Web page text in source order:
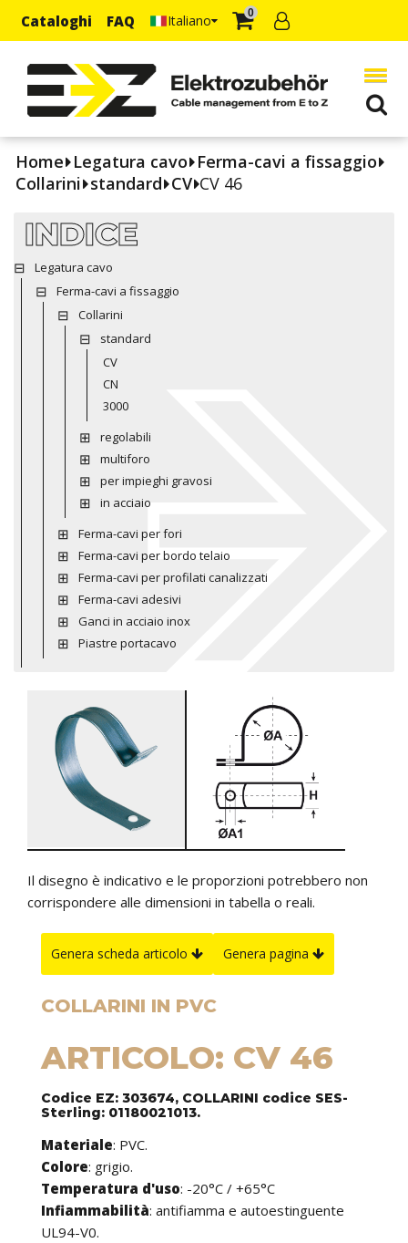
Cataloghi FAQ Italiano 0
Home Legatura cavo Ferma-cavi a fissaggio
Collarini standard CV CV 46
INDICE
Legatura cavo
Ferma-cavi a fissaggio
Collarini
standard
CV
CN
3000
regolabili
multiforo
per impieghi gravosi
in acciaio
Ferma-cavi per fori
Ferma-cavi per bordo telaio
Ferma-cavi per profilati canalizzati
Ferma-cavi adesivi
Ganci in acciaio inox
Piastre portacavo
Il disegno è indicativo e le proporzioni potrebbero non
corrispondere alle dimensioni in tabella o reali.
Genera scheda articolo Genera pagina
COLLARINI IN PVC
ARTICOLO: CV 46
Codice EZ: 303674, COLLARINI codice SES-
Sterling: 01180021013.
Materiale: PVC.
Colore: grigio.
Temperatura d'uso: -20°C / +65°C
Infiammabilità: antifiamma e autoestinguente
UL94-V0.